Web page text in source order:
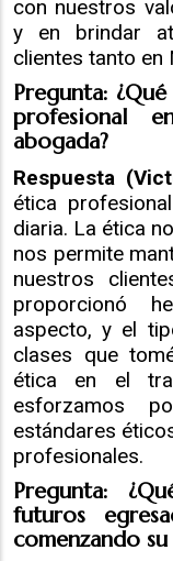
con nuestros
y en brindar
clientes tanto en
Pregunta:
profesional
abogada?
Respuesta
ética
diaria. La ética
nos permite
nuestros
proporcionó
aspecto, y el
clases que
ética en el
esforzamos
estándares
profesionales.
Pregunta:
futuros
comenzando